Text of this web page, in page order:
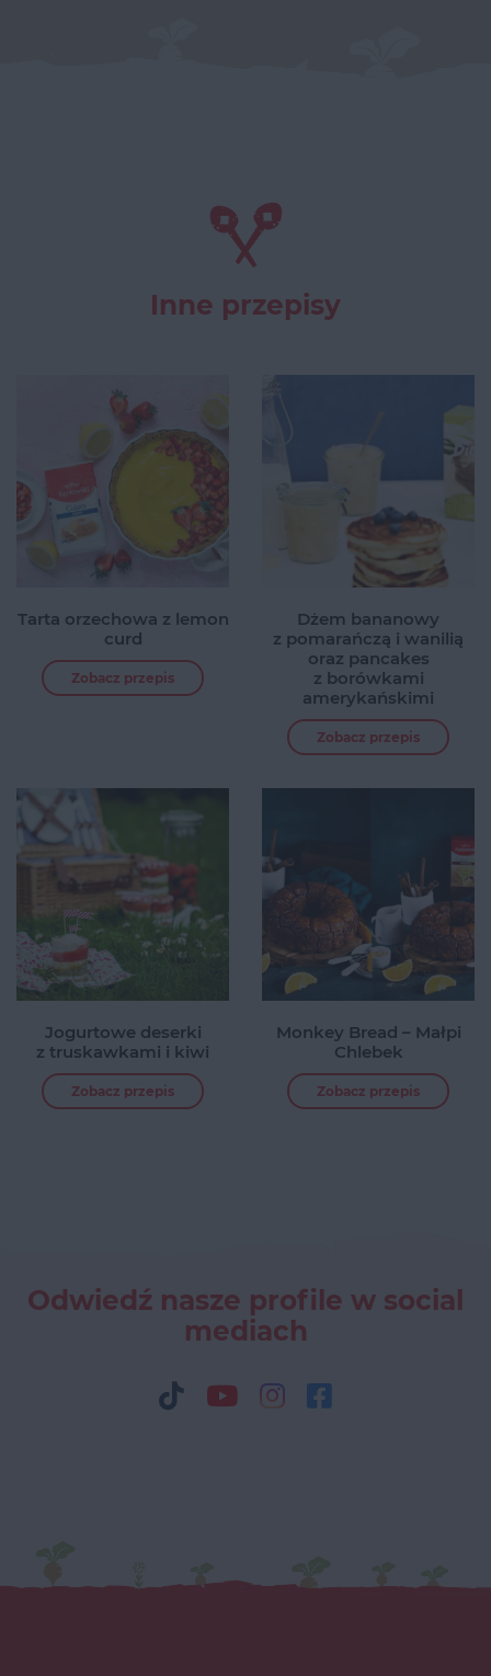
Inne przepisy
Tarta orzechowa z lemon
curd
Zobacz przepis
Dżem bananowy
z pomarańczą i wanilią
oraz pancakes
z borówkami
amerykańskimi
Zobacz przepis
Jogurtowe deserki
z truskawkami i kiwi
Zobacz przepis
Monkey Bread – Małpi
Chlebek
Zobacz przepis
Odwiedź nasze profile w social
mediach